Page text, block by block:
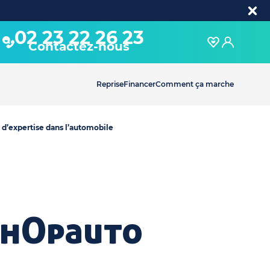
02 23 22 26 23
Contactez-nous
RepriseFinancerComment ça marche
d’expertise dans l’automobile